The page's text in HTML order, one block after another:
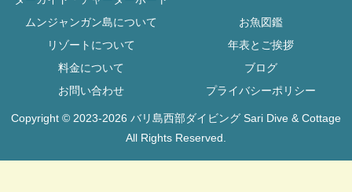
ムンジャンガン島について
お魚図鑑
リゾートについて
年表とご挨拶
料金について
ブログ
お問い合わせ
プライバシーポリシー
Copyright © 2023-2026 バリ島西部ダイビング Sari Dive & Cottage
All Rights Reserved.